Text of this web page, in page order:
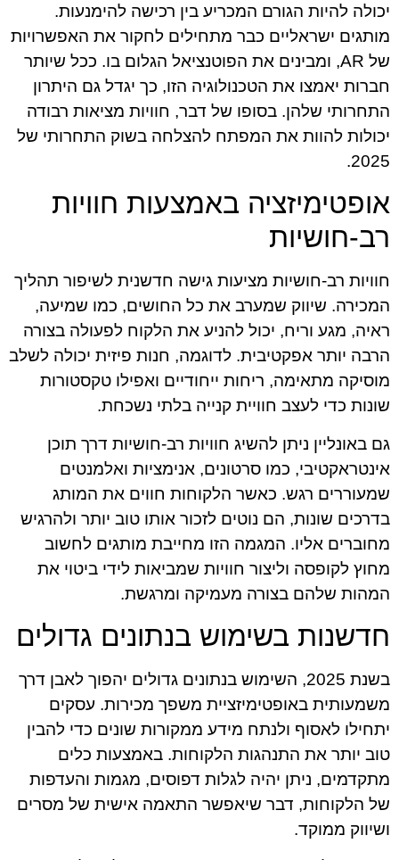
יכולה להיות הגורם המכריע בין רכישה להימנעות.
מותגים ישראליים כבר מתחילים לחקור את האפשרויות
של AR, ומבינים את הפוטנציאל הגלום בו. ככל שיותר
חברות יאמצו את הטכנולוגיה הזו, כך יגדל גם היתרון
התחרותי שלהן. בסופו של דבר, חוויות מציאות רבודה
יכולות להוות את המפתח להצלחה בשוק התחרותי של
2025.
אופטימיזציה באמצעות חוויות
רב-חושיות
חוויות רב-חושיות מציעות גישה חדשנית לשיפור תהליך
המכירה. שיווק שמערב את כל החושים, כמו שמיעה,
ראיה, מגע וריח, יכול להניע את הלקוח לפעולה בצורה
הרבה יותר אפקטיבית. לדוגמה, חנות פיזית יכולה לשלב
מוסיקה מתאימה, ריחות ייחודיים ואפילו טקסטורות
שונות כדי לעצב חוויית קנייה בלתי נשכחת.
גם באונליין ניתן להשיג חוויות רב-חושיות דרך תוכן
אינטראקטיבי, כמו סרטונים, אנימציות ואלמנטים
שמעוררים רגש. כאשר הלקוחות חווים את המותג
בדרכים שונות, הם נוטים לזכור אותו טוב יותר ולהרגיש
מחוברים אליו. המגמה הזו מחייבת מותגים לחשוב
מחוץ לקופסה וליצור חוויות שמביאות לידי ביטוי את
המהות שלהם בצורה מעמיקה ומרגשת.
חדשנות בשימוש בנתונים גדולים
בשנת 2025, השימוש בנתונים גדולים יהפוך לאבן דרך
משמעותית באופטימיזציית משפך מכירות. עסקים
יתחילו לאסוף ולנתח מידע ממקורות שונים כדי להבין
טוב יותר את התנהגות הלקוחות. באמצעות כלים
מתקדמים, ניתן יהיה לגלות דפוסים, מגמות והעדפות
של הלקוחות, דבר שיאפשר התאמה אישית של מסרים
ושיווק ממוקד.